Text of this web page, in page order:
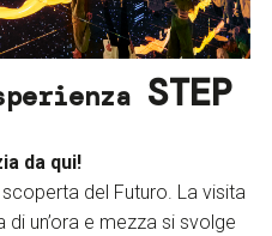
STEP
da qui!
del Futuro. La visita
un’ora e mezza si svolge